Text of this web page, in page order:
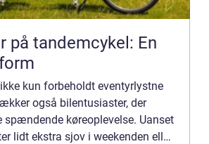
på tandemcykel: En
kun forbeholdt eventyrlystne
også bilentusiaster, der
spændende køreoplevelse. Uanset
lidt ekstra sjov i weekenden eller